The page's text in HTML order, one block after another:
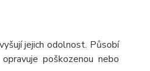
jejich odolnost. Působí
poškozenou nebo